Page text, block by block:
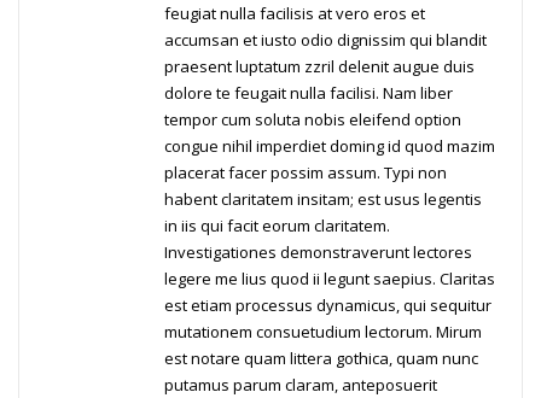
feugiat nulla facilisis at vero eros et
accumsan et iusto odio dignissim qui blandit
praesent luptatum zzril delenit augue duis
dolore te feugait nulla facilisi. Nam liber
tempor cum soluta nobis eleifend option
congue nihil imperdiet doming id quod mazim
placerat facer possim assum. Typi non
habent claritatem insitam; est usus legentis
in iis qui facit eorum claritatem.
Investigationes demonstraverunt lectores
legere me lius quod ii legunt saepius. Claritas
est etiam processus dynamicus, qui sequitur
mutationem consuetudium lectorum. Mirum
est notare quam littera gothica, quam nunc
putamus parum claram, anteposuerit